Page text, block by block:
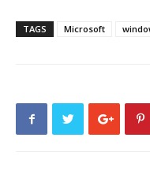
TAGS Microsoft